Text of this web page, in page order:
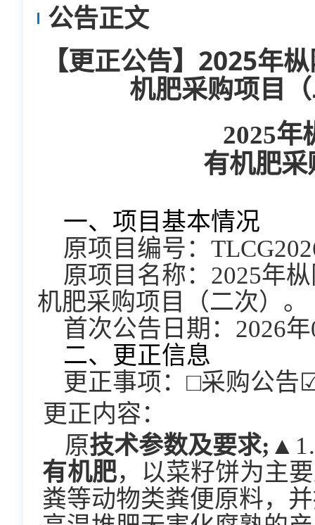
公告正文
【更正公告】2025年
机肥采购项目
2025年
有机肥
一、项目基本情况
原项目编号：
原项目名称： 2025年
机肥采购项目（二次）。
首次公告日期： 2026
二、更正信息
更正事项： □采购公告
更正内容：
原技术参数及要求;
有机肥， 以菜籽饼为主
粪等动物类粪便原料， 并